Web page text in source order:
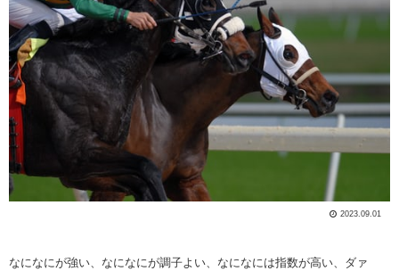
2023.09.01
なになにが強い、なになにが調子よい、なになには指数が高い、ダァ